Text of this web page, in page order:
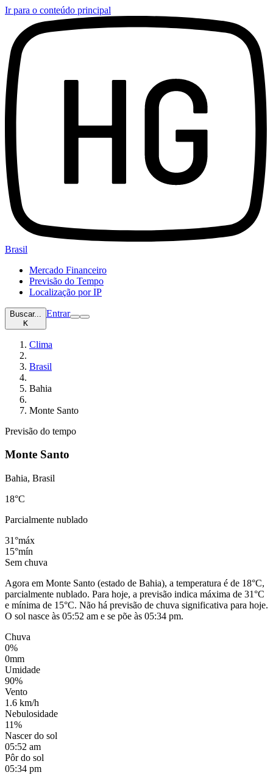
Ir para o conteúdo principal
Brasil
Mercado Financeiro
Previsão do Tempo
Localização por IP
Buscar...
K
Entrar
Clima
Brasil
Bahia
Monte Santo
Previsão do tempo
Monte Santo
Bahia, Brasil
18°C
Parcialmente nublado
31°máx
15°mín
Sem chuva
Agora em Monte Santo (estado de Bahia), a temperatura é de 18°C,
parcialmente nublado. Para hoje, a previsão indica máxima de 31°C
e mínima de 15°C. Não há previsão de chuva significativa para hoje.
O sol nasce às 05:52 am e se põe às 05:34 pm.
Chuva
0%
0mm
Umidade
90%
Vento
1.6 km/h
Nebulosidade
11%
Nascer do sol
05:52 am
Pôr do sol
05:34 pm